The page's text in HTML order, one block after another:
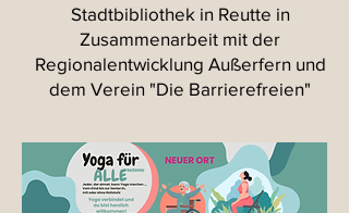
Stadtbibliothek in Reutte in
Zusammenarbeit mit der
Regionalentwicklung Außerfern und
dem Verein "Die Barrierefreien"